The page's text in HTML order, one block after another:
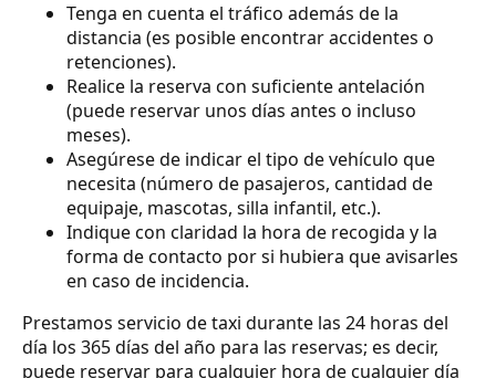
Tenga en cuenta el tráfico además de la
distancia (es posible encontrar accidentes o
retenciones).
Realice la reserva con suficiente antelación
(puede reservar unos días antes o incluso
meses).
Asegúrese de indicar el tipo de vehículo que
necesita (número de pasajeros, cantidad de
equipaje, mascotas, silla infantil, etc.).
Indique con claridad la hora de recogida y la
forma de contacto por si hubiera que avisarles
en caso de incidencia.
Prestamos servicio de taxi durante las 24 horas del
día los 365 días del año para las reservas; es decir,
puede reservar para cualquier hora de cualquier día